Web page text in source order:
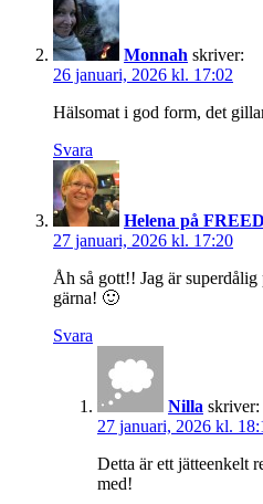
Monnah skriver:
26 januari, 2026 kl. 17:02
Hälsomat i god form, det
Svara
Helena på
27 januari, 2026 kl. 17:20
Åh så gott!! Jag är
gärna! 🙂
Svara
Nilla skriver:
27 januari, 2026 kl.
Detta är ett jätteenkelt
med!